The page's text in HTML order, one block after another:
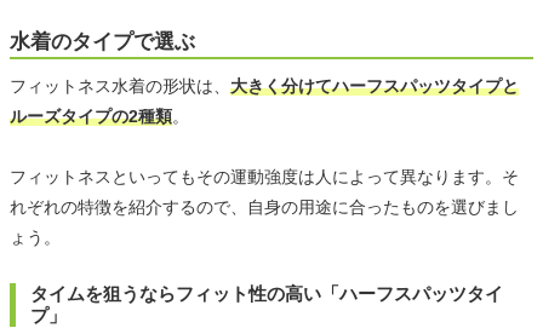
水着のタイプで選ぶ
フィットネス水着の形状は、 大きく分けてハーフスパッツタイプと
ルーズタイプの2種類。
フィットネスといってもその運動強度は人によって異なります。そ
れぞれの特徴を紹介するので、自身の用途に合ったものを選びまし
ょう。
タイムを狙うならフィット性の高い「ハーフスパッツタイ
プ」